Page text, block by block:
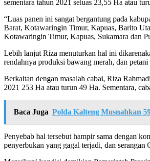
sementara tahun 2021 seluas 23,55 Ha atau
“Luas panen ini sangat bergantung pada
Barat, Kotawaringin Timur, Kapuas, Barito
Kotawaringin Timur, Kapuas, Sukamara dan
Lebih lanjut Riza menuturkan hal ini
rendahnya produksi bawang merah, dan
Berkaitan dengan masalah cabai, Riza
2021 253 Ha atau turun 49 Ha. Sementara,
Baca Juga Polda Kalteng Musnahkan
Penyebab hal tersebut hampir sama dengan
penyerbukan yang gagal terjadi, dan